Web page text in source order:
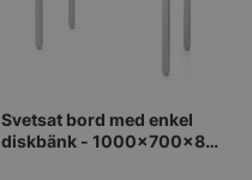
Svetsat bord med enkel
diskbänk - 1000x700x850